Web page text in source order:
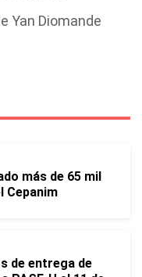
Yan Diomande
más de 65 mil
Cepanim
de entrega de